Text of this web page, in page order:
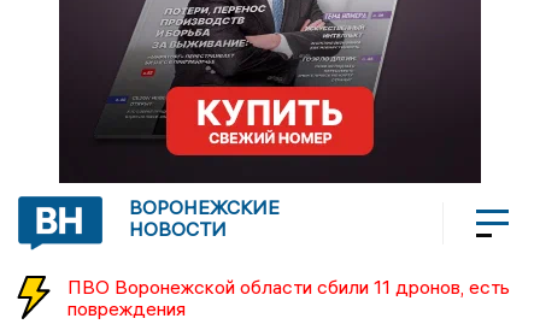
ВОРОНЕЖСКИЕ
НОВОСТИ
ПВО Воронежской области сбили 11 дронов, есть
повреждения